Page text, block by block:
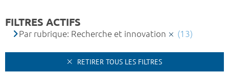
FILTRES ACTIFS
Par rubrique: Recherche et innovation (13)
RETIRER TOUS LES FILTRES